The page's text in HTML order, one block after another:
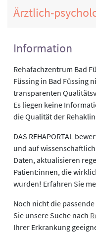
Ärztlich-
Information
Rehafachzentrum Bad
Füssing in Bad Füssing
transparenten
Es liegen keine
die Qualität der
DAS REHAPORTAL
und auf
Daten, aktualisieren
Patient:innen, die
wurden! Erfahren Sie
Noch nicht die
Sie unsere Suche nach
Ihrer Erkrankung